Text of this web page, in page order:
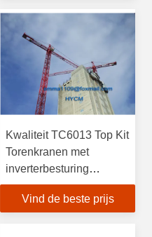
Kwaliteit TC6013 Top Kit
Torenkranen met
inverterbesturing
Glavanized Ladder en
platforms
Vind de beste prijs